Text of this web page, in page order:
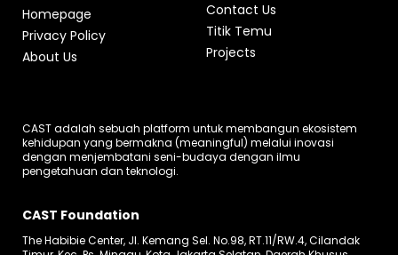
Homepage
Privacy Policy
About Us
Contact Us
Titik Temu
Projects
CAST adalah sebuah platform untuk membangun ekosistem
kehidupan yang bermakna (meaningful) melalui inovasi
dengan menjembatani seni-budaya dengan ilmu
pengetahuan dan teknologi.
CAST Foundation
The Habibie Center, Jl. Kemang Sel. No.98, RT.11/RW.4, Cilandak